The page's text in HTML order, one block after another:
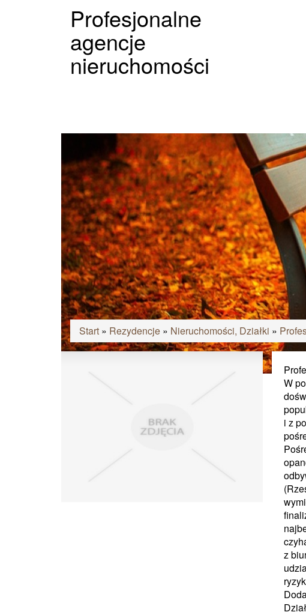
Profesjonalne
agencje
nieruchomości
Start » Rezydencje » Nieruchomości, Działki »
W
i z
z